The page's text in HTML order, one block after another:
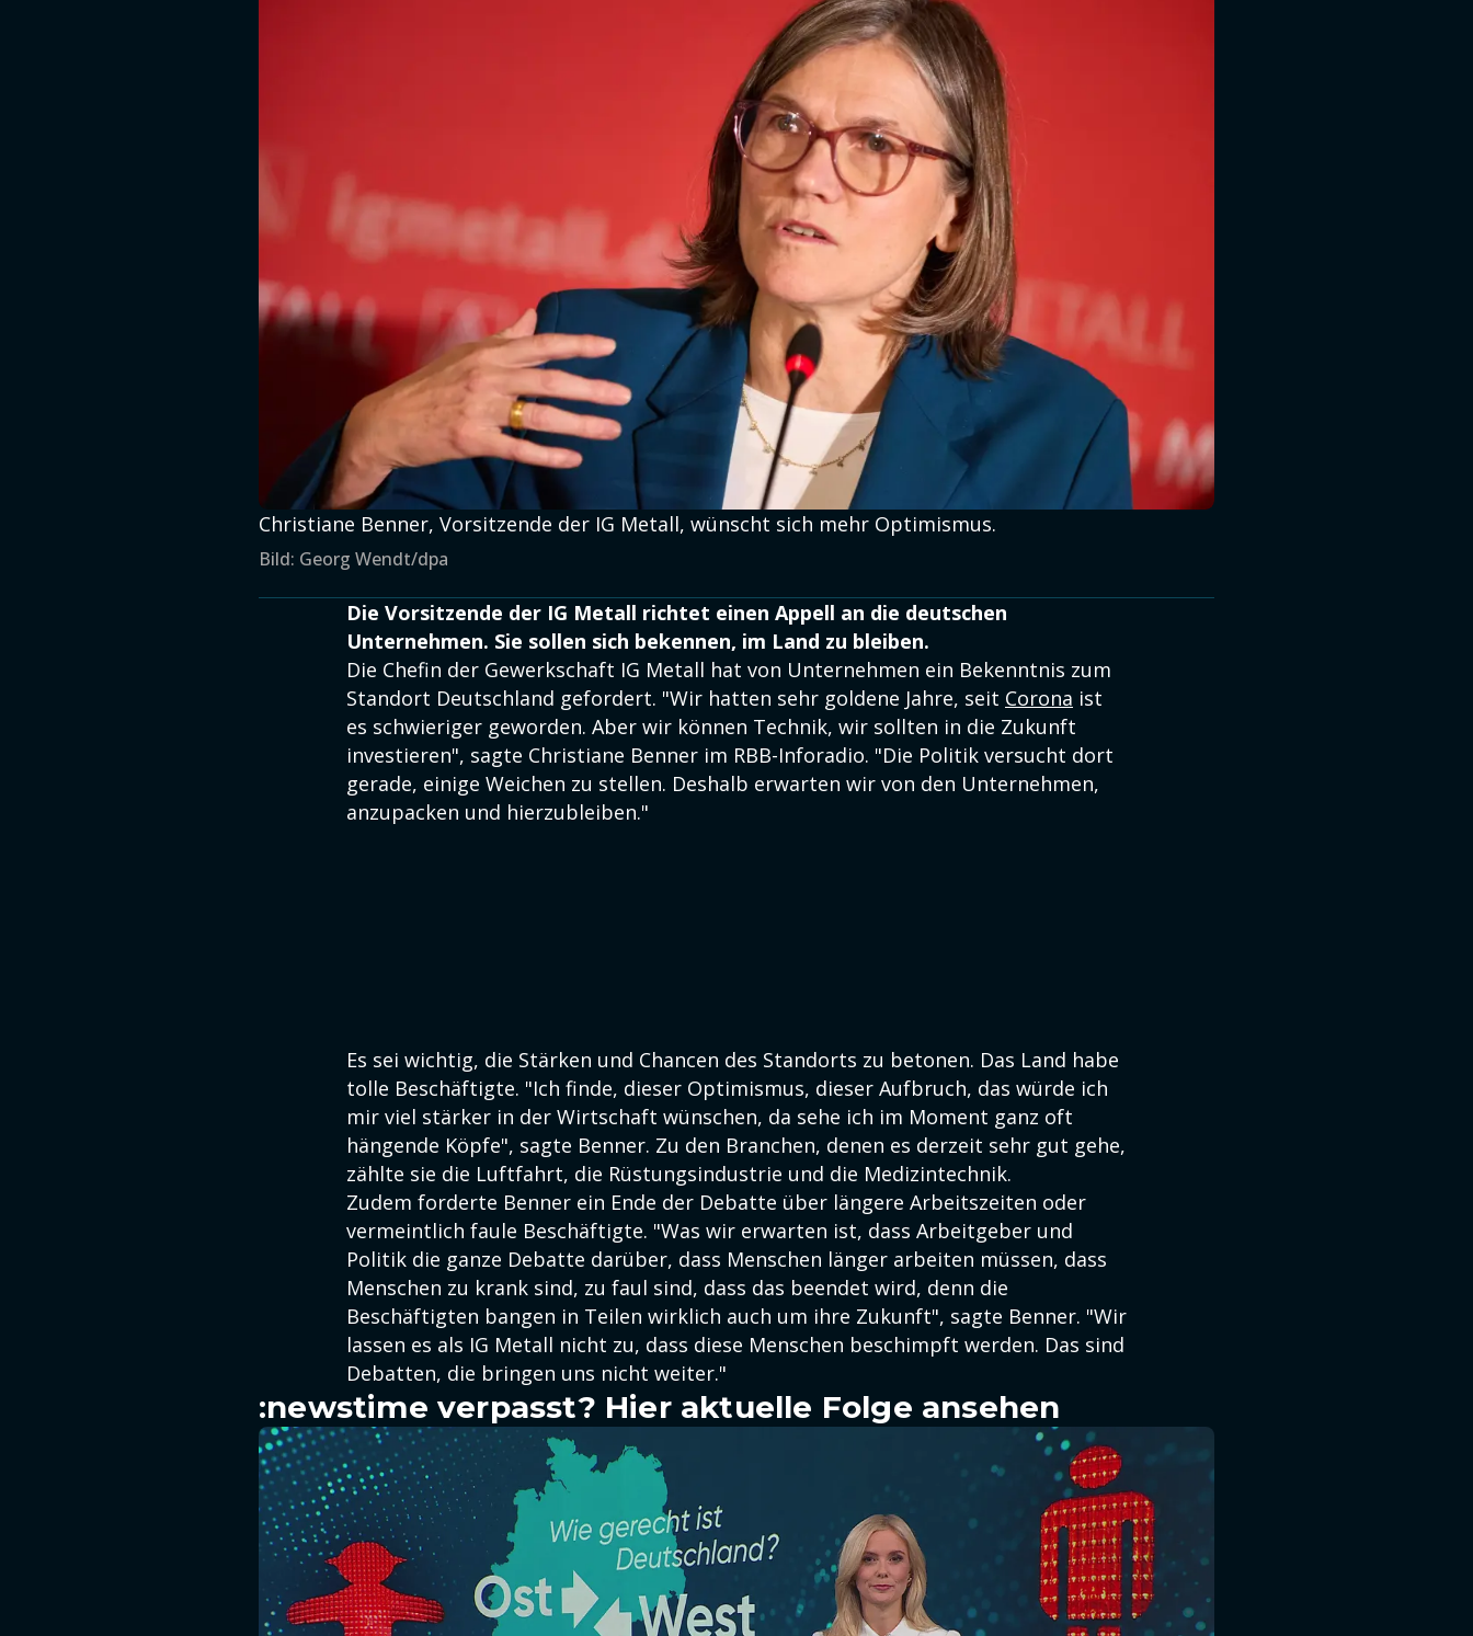
Christiane Benner, Vorsitzende der IG Metall, wünscht sich mehr Optimismus.
Bild: Georg Wendt/dpa
Die Vorsitzende der IG Metall richtet einen Appell an die deutschen
Unternehmen. Sie sollen sich bekennen, im Land zu bleiben.
Die Chefin der Gewerkschaft IG Metall hat von Unternehmen ein Bekenntnis zum
Standort Deutschland gefordert. "Wir hatten sehr goldene Jahre, seit Corona ist
es schwieriger geworden. Aber wir können Technik, wir sollten in die Zukunft
investieren", sagte Christiane Benner im RBB-Inforadio. "Die Politik versucht dort
gerade, einige Weichen zu stellen. Deshalb erwarten wir von den Unternehmen,
anzupacken und hierzubleiben."
Es sei wichtig, die Stärken und Chancen des Standorts zu betonen. Das Land habe
tolle Beschäftigte. "Ich finde, dieser Optimismus, dieser Aufbruch, das würde ich
mir viel stärker in der Wirtschaft wünschen, da sehe ich im Moment ganz oft
hängende Köpfe", sagte Benner. Zu den Branchen, denen es derzeit sehr gut gehe,
zählte sie die Luftfahrt, die Rüstungsindustrie und die Medizintechnik.
Zudem forderte Benner ein Ende der Debatte über längere Arbeitszeiten oder
vermeintlich faule Beschäftigte. "Was wir erwarten ist, dass Arbeitgeber und
Politik die ganze Debatte darüber, dass Menschen länger arbeiten müssen, dass
Menschen zu krank sind, zu faul sind, dass das beendet wird, denn die
Beschäftigten bangen in Teilen wirklich auch um ihre Zukunft", sagte Benner. "Wir
lassen es als IG Metall nicht zu, dass diese Menschen beschimpft werden. Das sind
Debatten, die bringen uns nicht weiter."
:newstime verpasst? Hier aktuelle Folge ansehen